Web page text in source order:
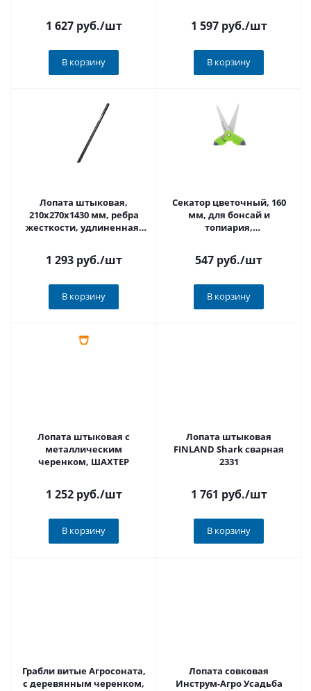
1 627 руб./шт
В корзину
1 597 руб./шт
В корзину
Лопата штыковая,
210х270х1430 мм, ребра
жесткости, удлиненная,
LUXE Palisad
1 293 руб./шт
В корзину
Секатор цветочный, 160
мм, для бонсай и
топиария,
рукоятки, Palisad 60499
547 руб./шт
В корзину
Лопата штыковая с
металлическим
черенком, ШАХТЕР
1 252 руб./шт
В корзину
Лопата штыковая
FINLAND Shark сварная
2331
1 761 руб./шт
В корзину
Грабли витые Агросоната,
с деревянным черенком,
Лопата совковая
Инструм-Агро Усадьба